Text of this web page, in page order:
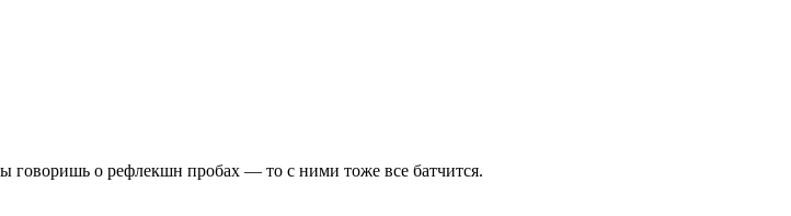
говоришь о рефлекшн пробах — то с ними тоже все батчится.